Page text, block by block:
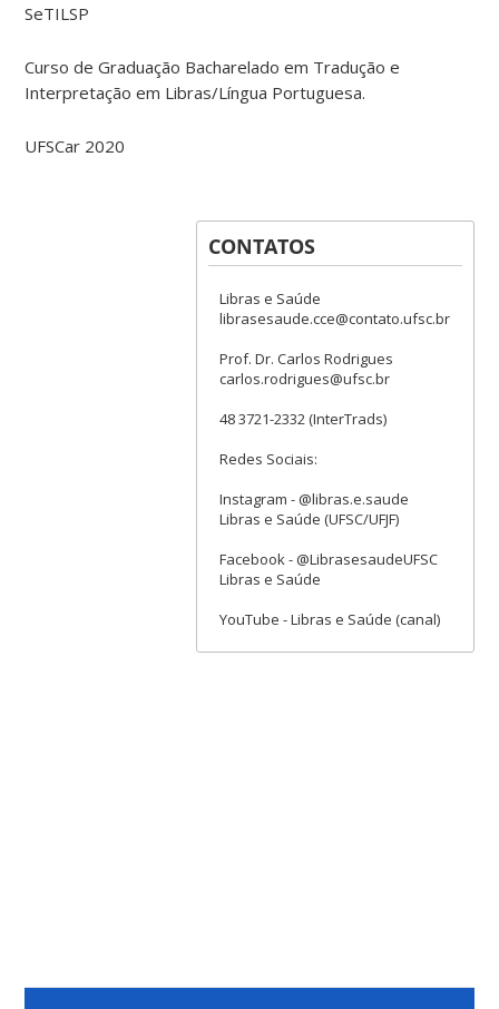
SeTILSP
Curso de Graduação Bacharelado em Tradução e
Interpretação em Libras/Língua Portuguesa.
UFSCar 2020
CONTATOS
Libras e Saúde
librasesaude.cce@contato.ufsc.br
Prof. Dr. Carlos Rodrigues
carlos.rodrigues@ufsc.br
48 3721-2332 (InterTrads)
Redes Sociais:
Instagram - @libras.e.saude
Libras e Saúde (UFSC/UFJF)
Facebook - @LibrasesaudeUFSC
Libras e Saúde
YouTube - Libras e Saúde (canal)